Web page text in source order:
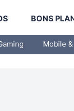
BONS
Mobile